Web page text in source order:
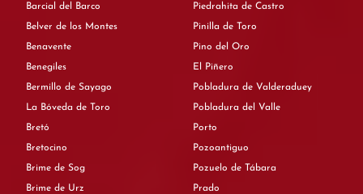
Barcial del Barco
Belver de los Montes
Benavente
Benegiles
Bermillo de Sayago
La Bóveda de Toro
Bretó
Bretocino
Brime de Sog
Brime de Urz
Piedrahita de Castro
Pinilla de Toro
Pino del Oro
El Piñero
Pobladura de Valderaduey
Pobladura del Valle
Porto
Pozoantiguo
Pozuelo de Tábara
Prado